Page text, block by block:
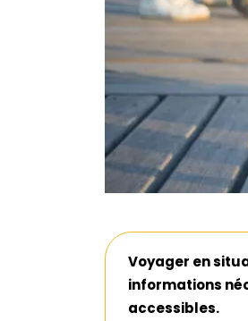
Voyager en
informations
accessibles.